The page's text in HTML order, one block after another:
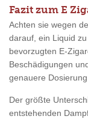
Fazit zum E
Achten sie wegen
darauf, ein Liquid
bevorzugten E-
Beschädigungen
genauere
Der größte
entstehenden